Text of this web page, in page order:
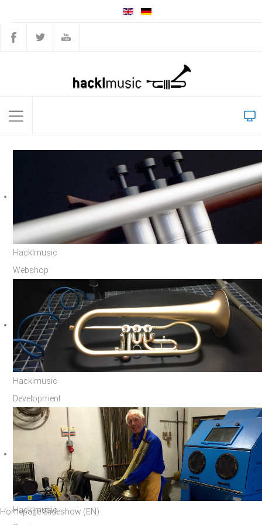
Hacklmusic
Webshop
Hacklmusic
Development
Hacklmusic
Homepage Slideshow (EN)